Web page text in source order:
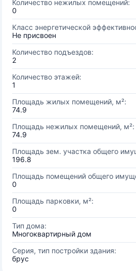
Количество нежилых помещений:
0
Класс энергетической
Не присвоен
Количество подъездов:
2
Количество этажей:
1
Площадь жилых помещений, м²:
74.9
Площадь нежилых помещений, м²:
74.9
Площадь зем. участка общего
196.8
Площадь помещений общего
0
Площадь парковки, м²:
0
Тип дома:
Многоквартирный дом
Серия, тип постройки здания:
брус